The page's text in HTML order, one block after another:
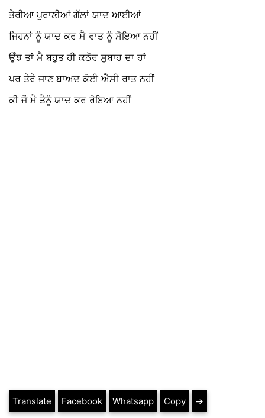
ਤੇਰੀਆ ਪੁਰਾਣੀਆਂ ਗੱਲਾਂ ਯਾਦ ਆਈਆਂ
ਜਿਹਨਾਂ ਨੂੰ ਯਾਦ ਕਰ ਮੈ ਰਾਤ ਨੂੰ ਸੋਇਆ ਨਹੀਂ
ਉੰਝ ਤਾਂ ਮੈ ਬਹੁਤ ਹੀ ਕਠੋਰ ਸੁਬਾਹ ਦਾ ਹਾਂ
ਪਰ ਤੇਰੇ ਜਾਣ ਬਾਅਦ ਕੋਈ ਐਸੀ ਰਾਤ ਨਹੀਂ
ਕੀ ਜੌ ਮੈ ਤੈਨੂੰ ਯਾਦ ਕਰ ਰੋਇਆ ਨਹੀਂ
Translate Facebook Whatsapp Copy ➔